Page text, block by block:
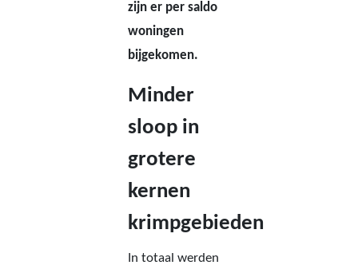
zijn er per saldo
woningen
bijgekomen.
Minder
sloop in
grotere
kernen
krimpgebieden
In totaal werden